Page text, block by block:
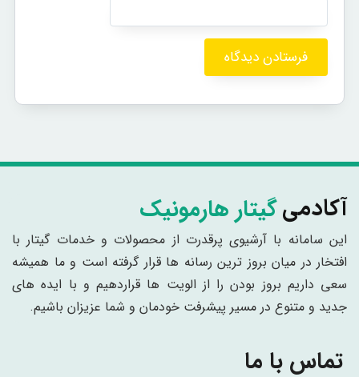
آکادمیگیتار هارمونیک
این سامانه با آرشیوی پرقدرت از محصولات و خدمات گیتار با
افتخار در میان بروز ترین رسانه ها قرار گرفته است و ما همیشه
سعی داریم بروز بودن را از الویت ها قراردهیم و با ایده های
جدید و متنوع در مسیر پیشرفت خودمان و شما عزیزان باشیم.
تماس با ما